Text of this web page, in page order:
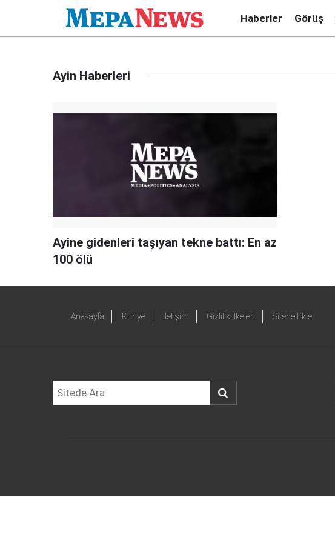
Haberler Görüş
Ayin Haberleri
Ayine gidenleri taşıyan tekne battı: En az
100 ölü
Anasayfa Künye İletişim Gizlilik İlkeleri Sitene Ekle